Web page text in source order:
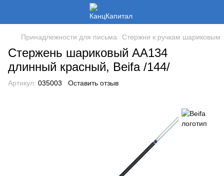
Принадлежности для письма Стержни к ручкам шариковым
Стержень шариковый АА134
длинный красный, Beifa /144/
Артикул: 035003 Оставить отзыв